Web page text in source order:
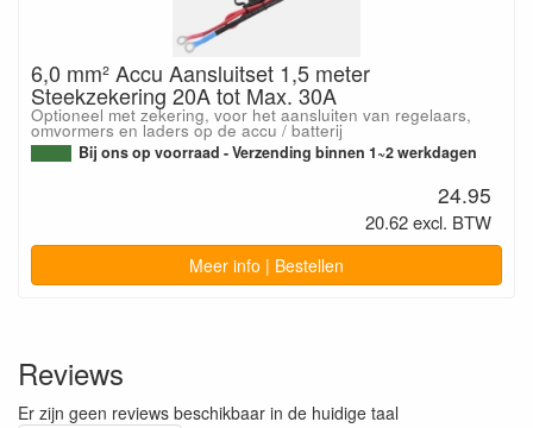
6,0 mm² Accu Aansluitset 1,5 meter
Steekzekering 20A tot Max. 30A
Optioneel met zekering, voor het aansluiten van regelaars,
omvormers en laders op de accu / batterij
Bij ons op voorraad - Verzending binnen 1~2 werkdagen
24.95
20.62 excl. BTW
Meer info | Bestellen
Reviews
Er zijn geen reviews beschikbaar in de huidige taal